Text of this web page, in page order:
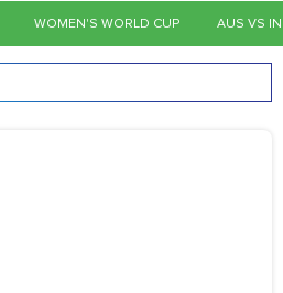
WOMEN'S WORLD CUP AUS VS